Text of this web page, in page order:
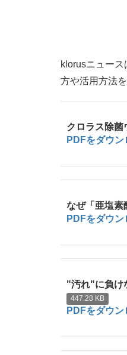
klorusニュー
方や活用方法
クロラス除
PDFをダウン
なぜ「亜塩素
PDFをダウン
"汚れ"に負け
447.28 KB
PDFをダウン